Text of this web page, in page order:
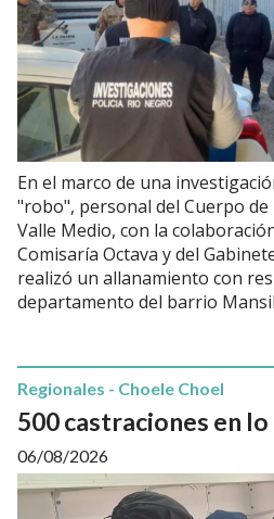
En el marco de una
"robo", personal del Cuerpo de
Valle Medio, con la
Comisaría Octava y del
realizó un allanamiento con
departamento del barrio
500 castraciones en lo
Regionales - Choele Choel
06/08/2026